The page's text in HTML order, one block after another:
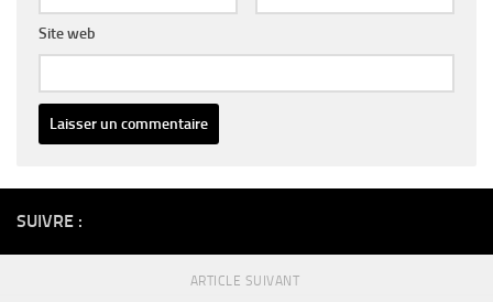
Site web
SUIVRE :
ARTICLE SUIVANT